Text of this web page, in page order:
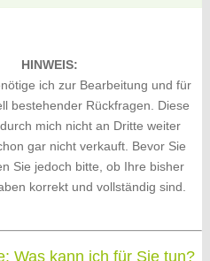
HINWEIS:
ich zur Bearbeitung und für
bestehender Rückfragen. Diese
mich nicht an Dritte weiter
gar nicht verkauft. Bevor Sie
Sie jedoch bitte, ob Ihre bisher
korrekt und vollständig sind.
Was kann ich für Sie tun?